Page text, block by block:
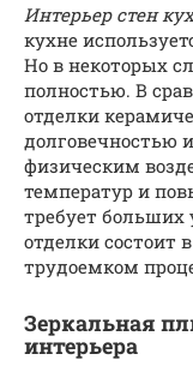
Интерьер стен
кухне
Но в некоторых
полностью. В
отделки
долговечностью
физическим
температур и
требует больших
отделки состоит
трудоемком
Зеркальная
интерьера